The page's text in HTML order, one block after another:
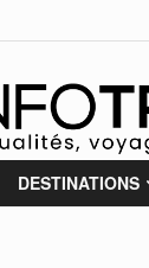
DESTINATIONS